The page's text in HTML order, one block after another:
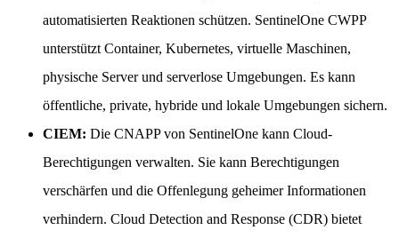
automatisierten Reaktionen schützen. SentinelOne CWPP
unterstützt Container, Kubernetes, virtuelle Maschinen,
physische Server und serverlose Umgebungen. Es kann
öffentliche, private, hybride und lokale Umgebungen sichern.
CIEM: Die CNAPP von SentinelOne kann Cloud-
Berechtigungen verwalten. Sie kann Berechtigungen
verschärfen und die Offenlegung geheimer Informationen
verhindern. Cloud Detection and Response (CDR) bietet